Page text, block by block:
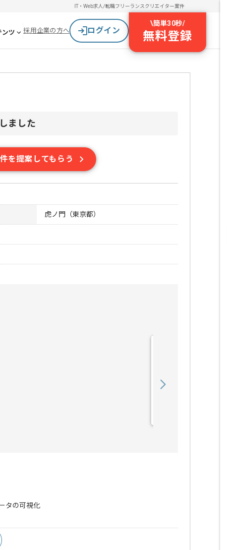
IT・Web求人/転職フリーランスクリエイター案件
ンツ 採用企業の方へ ログイン
\簡単30秒/
無料登録
ました
を提案してもらう
虎ノ門（東京都）
タの可視化